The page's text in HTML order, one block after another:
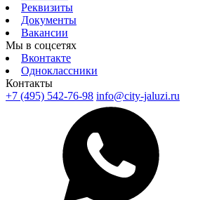
Реквизиты
Документы
Вакансии
Мы в соцсетях
Вконтакте
Одноклассники
Контакты
+7 (495) 542-76-98 info@city-jaluzi.ru